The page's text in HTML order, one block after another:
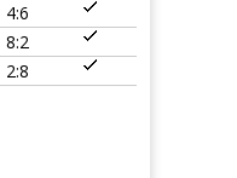
4:6
8:2
2:8